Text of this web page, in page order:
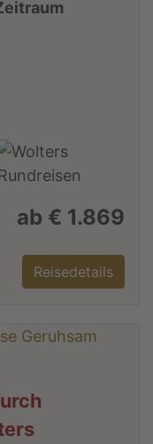
ab € 1.869
Reisedetails